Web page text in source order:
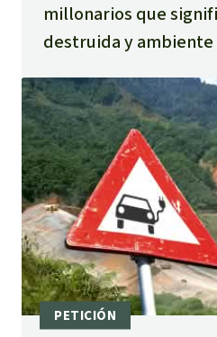
millonarios que
destruida y